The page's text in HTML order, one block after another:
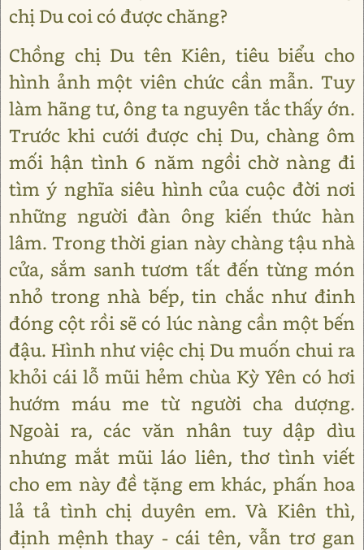
chị Du coi có được chăng?
Chồng chị Du tên Kiên, tiêu biểu cho
hình ảnh một viên chức cần mẫn. Tuy
làm hãng tư, ông ta nguyên tắc thấy ớn.
Trước khi cưới được chị Du, chàng ôm
mối hận tình 6 năm ngồi chờ nàng đi
tìm ý nghĩa siêu hình của cuộc đời nơi
những người đàn ông kiến thức hàn
lâm. Trong thời gian này chàng tậu nhà
cửa, sắm sanh tươm tất đến từng món
nhỏ trong nhà bếp, tin chắc như đinh
đóng cột rồi sẽ có lúc nàng cần một bến
đậu. Hình như việc chị Du muốn chui ra
khỏi cái lỗ mũi hẻm chùa Kỳ Yên có hơi
hướm máu me từ người cha dượng.
Ngoài ra, các văn nhân tuy dập dìu
nhưng mắt mũi láo liên, thơ tình viết
cho em này đề tặng em khác, phấn hoa
lả tả tình chị duyên em. Và Kiên thì,
định mệnh thay - cái tên, vẫn trơ gan